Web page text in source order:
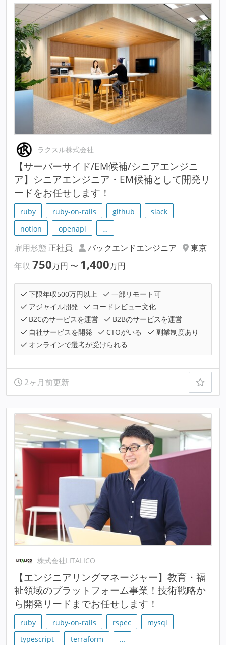
ラクスル株式会社
【サーバーサイド/EM候補/シニアエンジニ
ア】シニアエンジニア・EM候補として開発リ
ードをお任せします！
ruby ruby-on-rails github
slack
notion
openapi …
雇用形態 正社員 バックエンドエンジニア
東京
年収 750万円 〜 1,400万円
下限年収500万円以上
一部リモート可
アジャイル開発
コードレビュー文化
B2Cのサービスを運営
B2Bのサービスを運営
自社サービスを開発
CTOがいる
副業制度あり
オンラインで選考が受けられる
2ヶ月前更新
株式会社LITALICO
【エンジニアリングマネージャー】教育・福
祉領域のプラットフォーム事業！技術戦略か
ら開発リードまでお任せします！
ruby ruby-on-rails rspec
mysql
typescript
terraform …